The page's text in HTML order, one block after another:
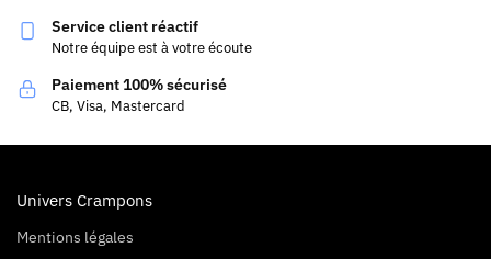
Service client réactif
Notre équipe est à votre écoute
Paiement 100% sécurisé
CB, Visa, Mastercard
Univers Crampons
Mentions légales